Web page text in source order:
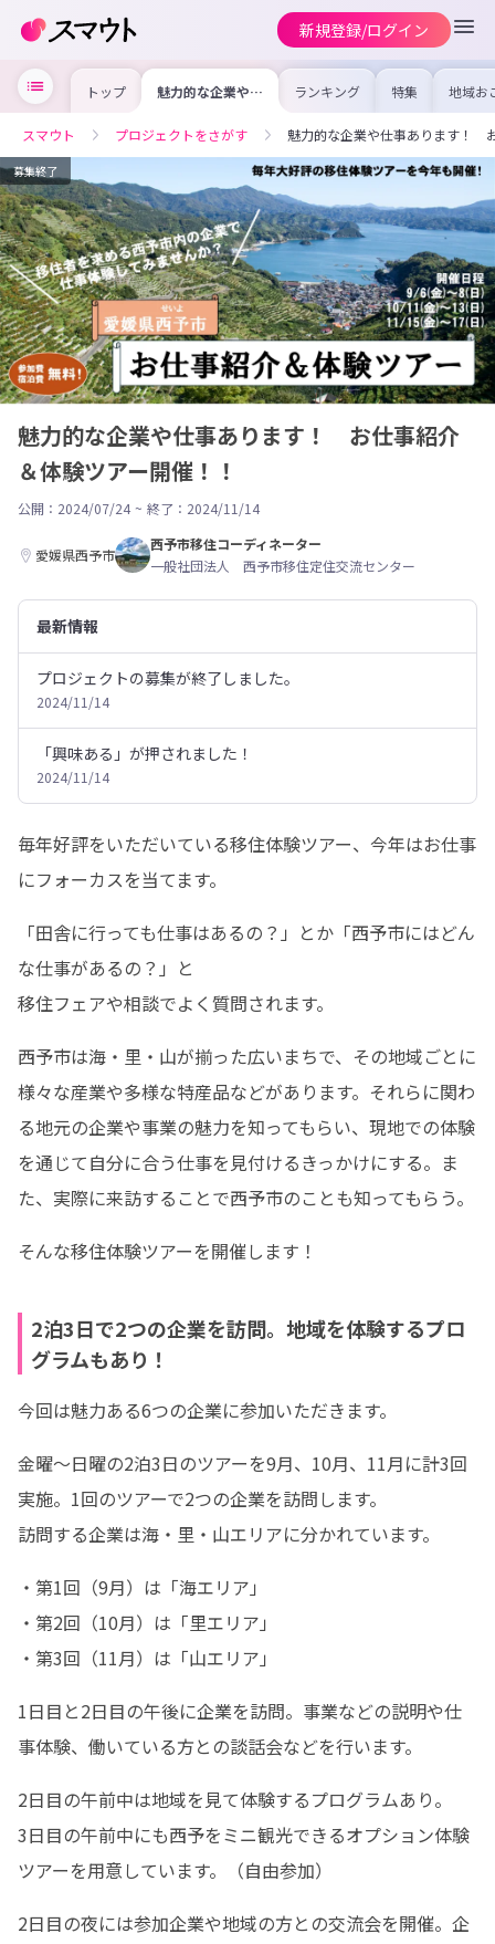
新規登録/ログイン
トップ 魅力的な企業や仕
事あります！ お
アー開催！！
ランキング 特集 地域お
の求
を集め
事内容
を比較
合った
けよう
スマウト プロジェクトをさがす 魅力的な企業や仕事あります！
募集終了
魅力的な企業や仕事あります！ お仕事紹介
＆体験ツアー開催！！
公開：2024/07/24 ~ 終了：2024/11/14
愛媛県西予市
西予市移住コーディネーター
一般社団法人 西予市移住定住交流センター
最新情報
プロジェクトの募集が終了しました。
2024/11/14
「興味ある」が押されました！
2024/11/14
毎年好評をいただいている移住体験ツアー、今年はお仕事
にフォーカスを当てます。
「田舎に行っても仕事はあるの？」とか「西予市にはどん
な仕事があるの？」と
移住フェアや相談でよく質問されます。
西予市は海・里・山が揃った広いまちで、その地域ごとに
様々な産業や多様な特産品などがあります。それらに関わ
る地元の企業や事業の魅力を知ってもらい、現地での体験
を通じて自分に合う仕事を見付けるきっかけにする。ま
た、実際に来訪することで西予市のことも知ってもらう。
そんな移住体験ツアーを開催します！
2泊3日で2つの企業を訪問。地域を体験するプロ
グラムもあり！
今回は魅力ある6つの企業に参加いただきます。
金曜～日曜の2泊3日のツアーを9月、10月、11月に計3回
実施。1回のツアーで2つの企業を訪問します。
訪問する企業は海・里・山エリアに分かれています。
・第1回（9月）は「海エリア」
・第2回（10月）は「里エリア」
・第3回（11月）は「山エリア」
1日目と2日目の午後に企業を訪問。事業などの説明や仕
事体験、働いている方との談話会などを行います。
2日目の午前中は地域を見て体験するプログラムあり。
3日目の午前中にも西予をミニ観光できるオプション体験
ツアーを用意しています。（自由参加）
2日目の夜には参加企業や地域の方との交流会を開催。企